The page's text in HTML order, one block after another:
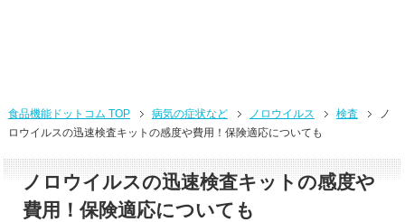
食品機能ドットコム TOP 病気の症状など ノロウイルス 検査
ノ
ロウイルスの迅速検査キットの感度や費用！保険適応についても
ノロウイルスの迅速検査キットの感度や
費用！保険適応についても